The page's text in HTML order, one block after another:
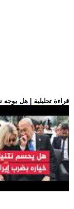
.. قراءة تحليلية | هل